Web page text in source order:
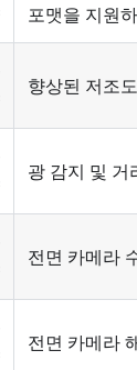
포맷을 지원
향상된 저조
광 감지 및 거
전면 카메라
전면 카메라